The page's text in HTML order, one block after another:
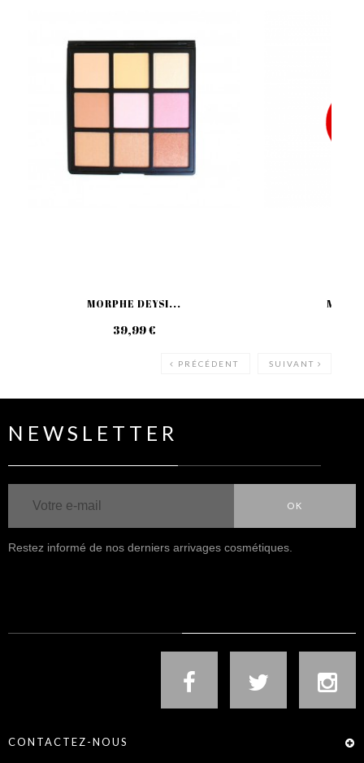
MORPHE DEYSI...
39,99 €
PRÉCÉDENT SUIVANT
NEWSLETTER
OK
Restez informé de nos derniers arrivages cosmétiques.
CONTACTEZ-NOUS